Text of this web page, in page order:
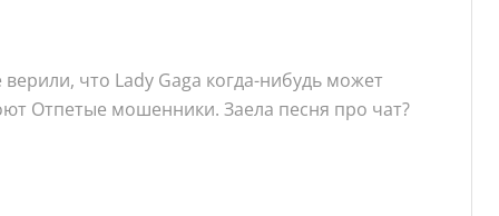
что Lady Gaga когда-нибудь может
Отпетые мошенники. Заела песня про чат?